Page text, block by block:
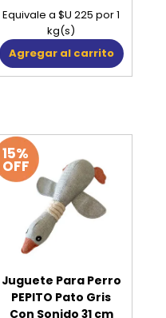
Equivale a $U 225 por 1
kg(s)
Agregar al carrito
15%
OFF
Juguete Para Perro
PEPITO Pato Gris
Con Sonido 31 cm